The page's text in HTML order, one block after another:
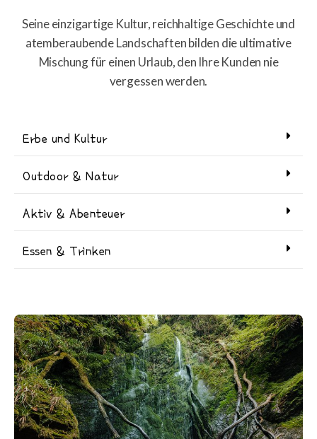
Seine einzigartige Kultur, reichhaltige Geschichte und
atemberaubende Landschaften bilden die ultimative
Mischung für einen Urlaub, den Ihre Kunden nie
vergessen werden.
Erbe und Kultur
Outdoor & Natur
Aktiv & Abenteuer
Essen & Trinken